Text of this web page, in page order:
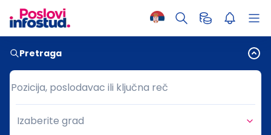
Pretraga
Pozicija, poslodavac ili ključna reč
Pozicija, poslodavac ili ključna reč
Grad
Izaberite grad